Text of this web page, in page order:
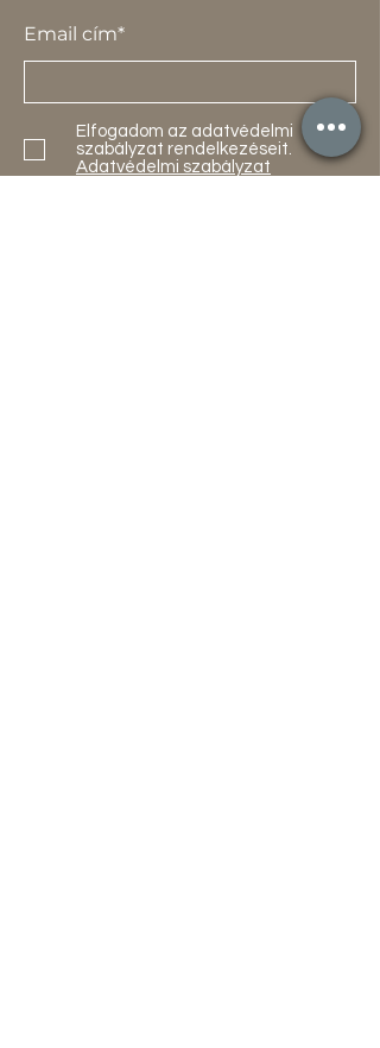
Email cím*
Elfogadom az adatvédelmi
szabályzat rendelkezéseit.
Adatvédelmi szabályzat